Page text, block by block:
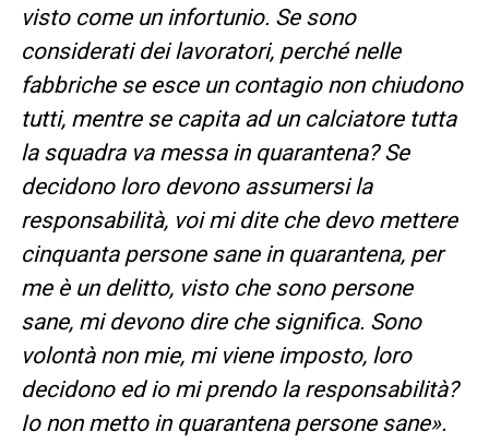
visto come un infortunio. Se sono
considerati dei lavoratori, perché nelle
fabbriche se esce un contagio non chiudono
tutti, mentre se capita ad un calciatore tutta
la squadra va messa in quarantena? Se
decidono loro devono assumersi la
responsabilità, voi mi dite che devo mettere
cinquanta persone sane in quarantena, per
me è un delitto, visto che sono persone
sane, mi devono dire che significa. Sono
volontà non mie, mi viene imposto, loro
decidono ed io mi prendo la responsabilità?
Io non metto in quarantena persone sane».